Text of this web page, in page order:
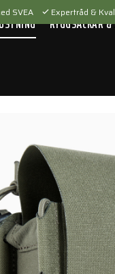
SVEA Expertråd &
RYGGSÄCKAR